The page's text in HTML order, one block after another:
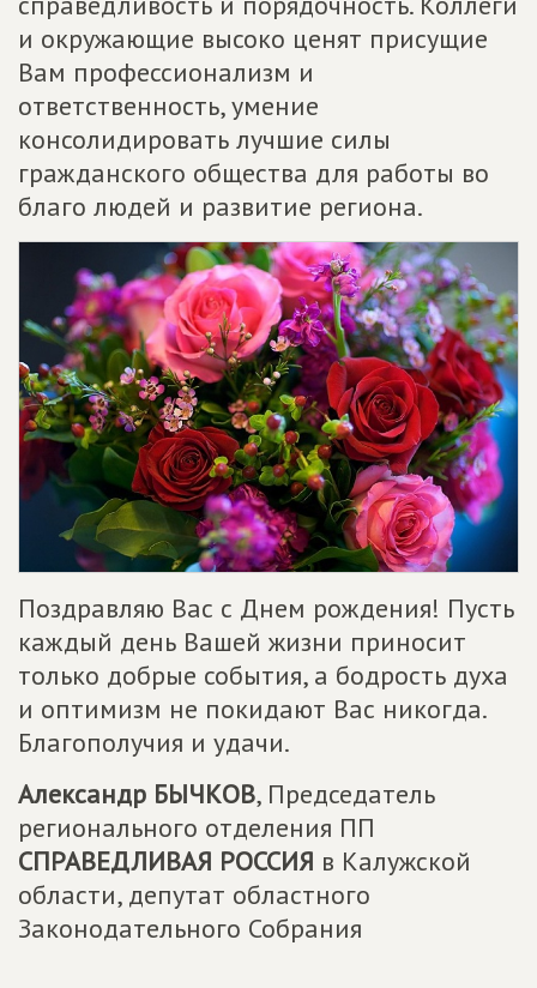
и окружающие высоко ценят присущие
Вам профессионализм и
ответственность, умение
консолидировать лучшие силы
гражданского общества для работы во
благо людей и развитие региона.
Поздравляю Вас с Днем рождения! Пусть
каждый день Вашей жизни приносит
только добрые события, а бодрость духа
и оптимизм не покидают Вас никогда.
Благополучия и удачи.
Александр БЫЧКОВ, Председатель
регионального отделения ПП
СПРАВЕДЛИВАЯ РОССИЯ в Калужской
области, депутат областного
Законодательного Собрания